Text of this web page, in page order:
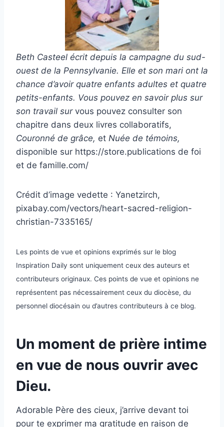
Beth Casteel écrit depuis la campagne du sud-
ouest de la Pennsylvanie. Elle et son mari ont la
chance d’avoir quatre enfants adultes et quatre
petits-enfants. Vous pouvez en savoir plus sur
son travail sur vous pouvez consulter son
chapitre dans deux livres collaboratifs,
Couronné de grâce, et Nuée de témoins,
disponible sur https://store.publications de foi
et de famille.com/
Crédit d’image vedette : Yanetzirch,
pixabay.com/vectors/heart-sacred-religion-
christian-7335165/
Les points de vue et opinions exprimés sur le blog
Inspiration Daily sont uniquement ceux des auteurs et
contributeurs originaux. Ces points de vue et opinions ne
représentent pas nécessairement ceux du diocèse, du
personnel diocésain ou d’autres contributeurs à ce blog.
Un moment de prière intime
en vue de nous ouvrir avec
Dieu.
Adorable Père des cieux, j’arrive devant toi
pour te exprimer ma gratitude en raison de